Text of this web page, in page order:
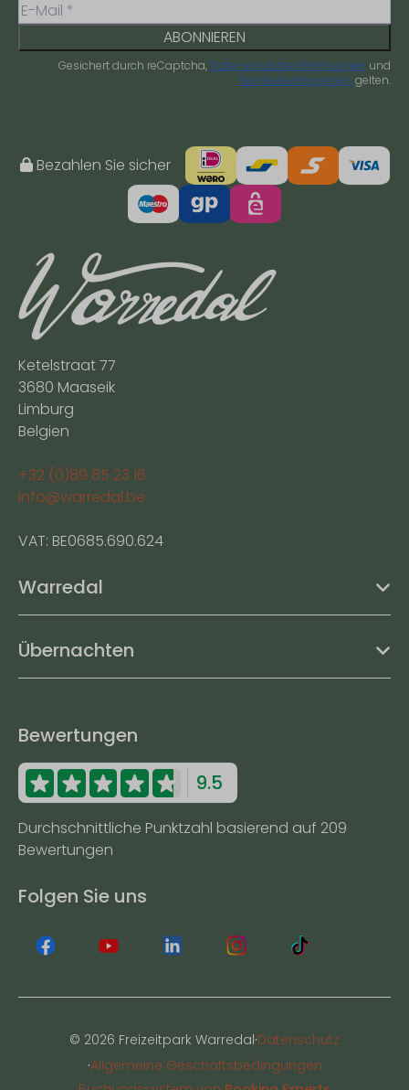
ABONNIEREN
Gesichert durch reCaptcha, Datenschutzbestimmungen und
Servicebedingungen gelten.
Bezahlen Sie sicher
Ketelstraat 77
3680 Maaseik
Limburg
Belgien
+32 (0)89 85 23 16
info@warredal.be
VAT: BE0685.690.624
Warredal
Übernachten
Bewertungen
9.5
Durchschnittliche Punktzahl basierend auf 209
Bewertungen
Folgen Sie uns
© 2026 Freizeitpark Warredal·Datenschutz
·Allgemeine Geschäftsbedingungen